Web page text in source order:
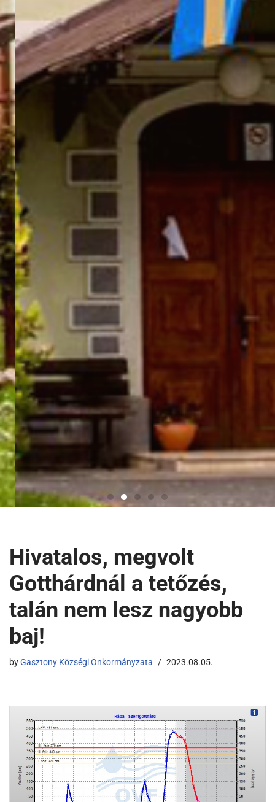
Hivatalos, megvolt
Gotthárdnál a tetőzés,
talán nem lesz nagyobb
baj!
byGasztony Községi Önkormányzata 2023.08.05.